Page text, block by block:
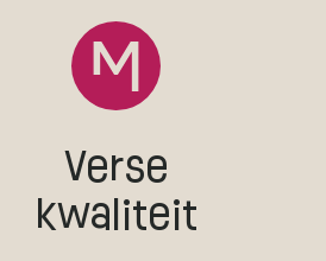
Verse
kwaliteit